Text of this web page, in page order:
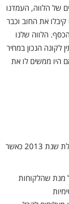
של הלווה, העמדנו
קיבלו את החוב וכבר
הלווה שלנו
לקונה הנכון במחיר
היו ממשים לו את
את מדיה קפיטל – החברה למשכנתאות הקמתי בתחילת שנת 2013 כאשר
מנת שהלקוחות